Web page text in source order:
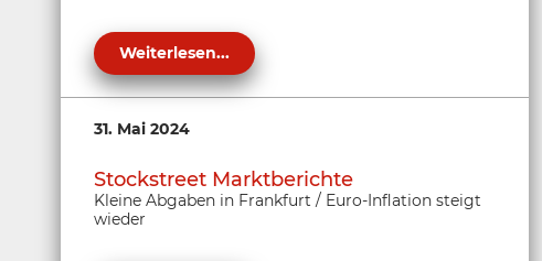
Weiterlesen...
31. Mai 2024
Stockstreet Marktberichte
Kleine Abgaben in Frankfurt / Euro-Inflation steigt
wieder